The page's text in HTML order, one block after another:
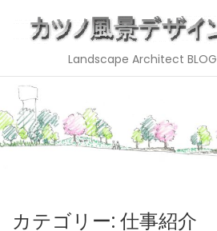
Skip
content
Landscape Architect BLOG
カテゴリー: 仕事紹介